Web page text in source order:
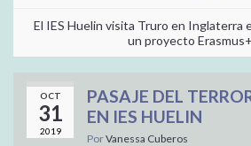
El IES Huelin visita Truro en Inglaterra
un proyecto Erasmus+
OCT
31
2019
PASAJE DEL
EN IES HUELIN
PorVanessa Cuberos